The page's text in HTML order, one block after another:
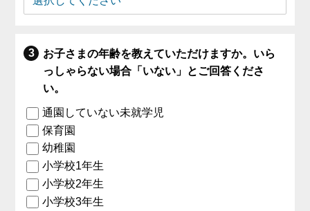
お子さまの年齢を教えていただけますか。いら
っしゃらない場合「いない」とご回答くださ
い。
通園していない未就学児
保育園
幼稚園
小学校1年生
小学校2年生
小学校3年生